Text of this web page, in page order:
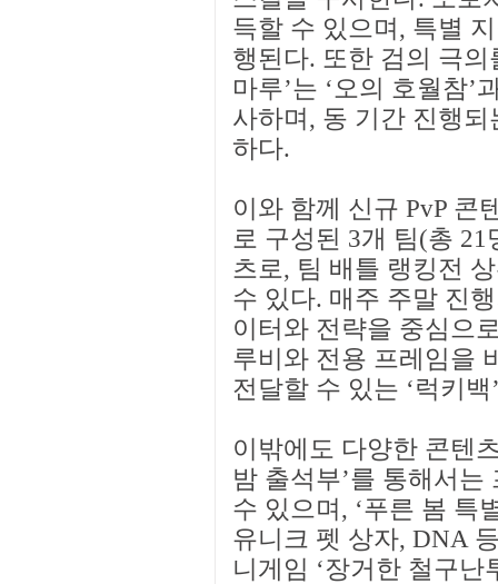
득할 수 있으며, 특별
행된다. 또한 검의 극
마루’는 ‘오의 호월참’
사하며, 동 기간 진행
하다.
이와 함께 신규 PvP 콘
로 구성된 3개 팀(총
츠로, 팀 배틀 랭킹전
수 있다. 매주 주말 진
이터와 전략을 중심으
루비와 전용 프레임을
전달할 수 있는 ‘럭키
이밖에도 다양한 콘텐
밤 출석부’를 통해서
수 있으며, ‘푸른 봄 특
유니크 펫 상자, DNA
니게임 ‘장거한 철구난